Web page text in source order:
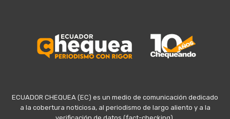
ECUADOR CHEQUEA (EC) es un medio de comunicación dedicado
a la cobertura noticiosa, al periodismo de largo aliento y a la